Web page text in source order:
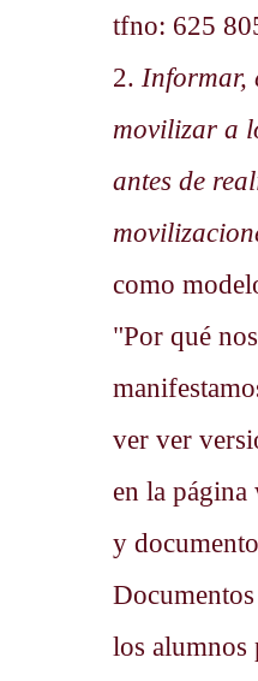
tfno: 625
2. Informar,
movilizar a
antes de
como
"Por qué nos
ver ver
en la página
y
los alumnos